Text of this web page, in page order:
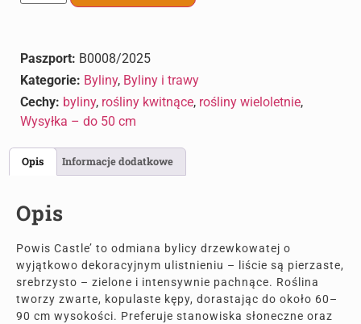
Paszport: B0008/2025
Kategorie: Byliny, Byliny i trawy
Cechy: byliny, rośliny kwitnące, rośliny wieloletnie,
Wysyłka – do 50 cm
Opis Informacje dodatkowe
Opis
Powis Castle’ to odmiana bylicy drzewkowatej o
wyjątkowo dekoracyjnym ulistnieniu – liście są pierzaste,
srebrzysto – zielone i intensywnie pachnące. Roślina
tworzy zwarte, kopulaste kępy, dorastając do około 60–
90 cm wysokości. Preferuje stanowiska słoneczne oraz